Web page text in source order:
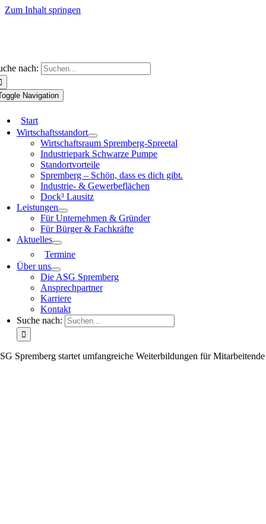
Zum Inhalt springen
nach:
Navigation
Start
Wirtschaftsstandort
Wirtschaftsraum Spremberg-Spreetal
Industriepark Schwarze Pumpe
Standortvorteile
Spremberg – Schön, dass es dich gibt.
Industrie- & Gewerbeflächen
Dock³ Lausitz
Leistungen
Für Unternehmen & Gründer
Für Bürger & Fachkräfte
Aktuelles
Termine
Über uns
Die ASG Spremberg
Ansprechpartner
Karriere
Kontakt
Suche nach:
Spremberg startet umfangreiche Weiterbildungen für Mitarbeitende